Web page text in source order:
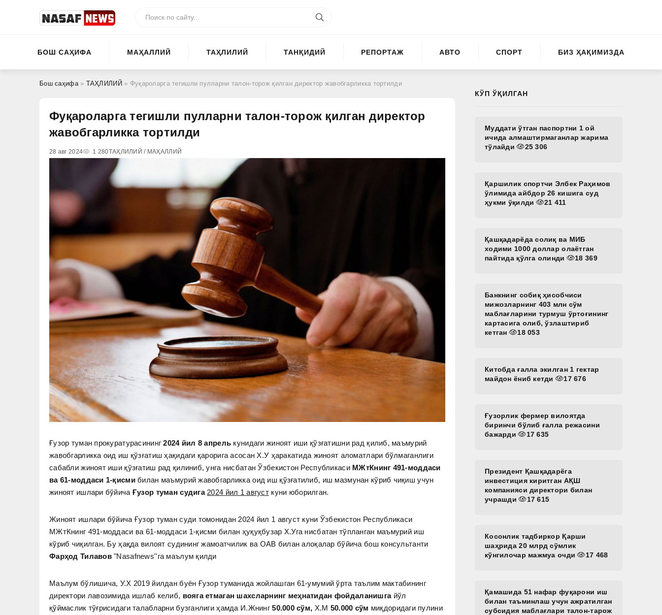
БОШ САҲИФА МАҲАЛЛИЙ ТАҲЛИЛИЙ ТАНҚИДИЙ РЕПОРТАЖ АВТО СПОРТ БИЗ ҲАҚИМИЗДА
Бош саҳифа» ТАҲЛИЛИЙ » Фуқароларга тегишли пулларни талон-торож қилган директор жавобгарликка тортилди
Фуқароларга тегишли пулларни талон-торож қилган директор
жавобгарликка тортилди
28 авг 2024 1 280ТАҲЛИЛИЙ / МАҲАЛЛИЙ
Ғузор туман прокуратурасининг2024 йил 8 апрель кунидаги жиноят иши қўзғатишни рад қилиб, маъмурий
жавобгарликка оид иш қўзғатиш ҳақидаги қарорига асосан Х.У ҳаракатида жиноят аломатлари бўлмаганлиги
сабабли жиноят иши қўзғатиш рад қилиниб, унга нисбатан Ўзбекистон Республикаси МЖтКнинг 491-моддаси
ва 61-моддаси 1-қисмибилан маъмурий жавобгарликка оид иш қўзғатилиб, иш мазмунан кўриб чиқиш учун
жиноят ишлари бўйича Ғузор туман судига 2024 йил 1 августкуни юборилган.
Жиноят ишлари бўйича Ғузор туман суди томонидан 2024 йил 1 август куни Ўзбекистон Республикаси
МЖтКнинг 491-моддаси ва 61-моддаси 1-қисми билан ҳуқуқбузар Х.Уга нисбатан тўпланган маъмурий иш
кўриб чиқилган. Бу ҳақда вилоят судининг жамоатчилик ва ОАВ билан алоқалар бўйича бош консультанти
Фарҳод Тилавов"Nasafnews''га маълум қилди
Маълум бўлишича, У.Х 2019 йилдан буён Ғузор туманида жойлашган 61-умумий ўрта таълим мактабининг
директори лавозимида ишлаб келиб, вояга етмаган шахсларнинг меҳнатидан фойдаланишга йўл
қўймаслик тўғрисидаги талабларни бузганлиги ҳамда И.Жнинг50.000 сўм, Х.М 50.000 сўм миқдоридаги пулини
КЎП ЎҚИЛГАН
Муддати ўтган паспортни 1 ой
ичида алмаштирмаганлар жарима
тўлайди
25 306
Қаршилик спортчи Элбек Раҳимов
ўлимида айбдор 26 кишига суд
ҳукми ўқилди
21 411
Қашқадарёда солиқ ва МИБ
ходими 1000 доллар олаётган
пайтида қўлга олинди
18 369
Банкнинг собиқ ҳисобчиси
мижозларнинг 403 млн сўм
маблағларини турмуш ўртоғининг
картасига олиб, ўзлаштириб
кетган
18 053
Китобда ғалла экилган 1 гектар
майдон ёниб кетди
17 676
Ғузорлик фермер вилоятда
биринчи бўлиб ғалла режасини
бажарди
17 635
Президент Қашқадарёга
инвестиция киритган АҚШ
компанияси директори билан
учрашди
17 615
Косонлик тадбиркор Қарши
шаҳрида 20 млрд сўмлик
кўнгилочар мажмуа очди
17 468
Қамашида 51 нафар фуқарони иш
билан таъминлаш учун ажратилган
субсидия маблағлари талон-тарож